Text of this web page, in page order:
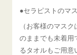
●セラピストのマ
（お客様のマス
のままでも未着用
るタオルもご用意